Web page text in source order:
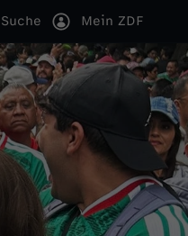
Suche Mein ZDF